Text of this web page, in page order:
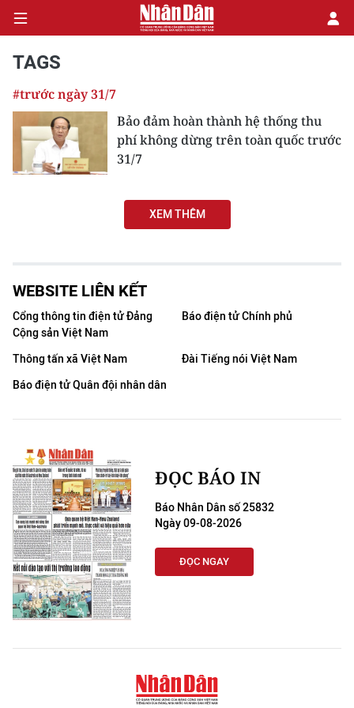
CHÍNH TRỊ
KINH TẾ
DU LỊCH
THẾ GIỚI
Y TẾ
KHOA HỌC - CÔNG NGHỆ
MÔI TRƯỜNG
BẠN ĐỌC
KIỂM CHỨNG THÔNG TIN
54 DÂN TỘC VIỆT NAM
TAGS
#trước ngày 31/7
Bảo đảm hoàn thành hệ thống thu
phí không dừng trên toàn quốc trước
31/7
XEM THÊM
WEBSITE LIÊN KẾT
Cổng thông tin điện tử Đảng
Cộng sản Việt Nam
Báo điện tử Chính phủ
Thông tấn xã Việt Nam
Đài Tiếng nói Việt Nam
Báo điện tử Quân đội nhân dân
ĐỌC BÁO IN
Báo Nhân Dân số 25832
Ngày 09-08-2026
ĐỌC NGAY